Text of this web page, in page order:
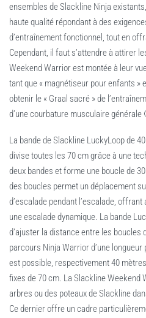
ensembles de Slackline Ninja
haute qualité répondant à des
d’entraînement fonctionnel, tout en
Cependant, il faut s’attendre à attirer
Weekend Warrior est montée à leur
tant que « magnétiseur pour enfants »
obtenir le « Graal sacré » de
d’une courbature musculaire générale
La bande de Slackline LuckyLoop de
divise toutes les 70 cm grâce à une
deux bandes et forme une boucle de
des boucles permet un déplacement
d’escalade pendant l’escalade,
une escalade dynamique. La bande
d’ajuster la distance entre les boucles
parcours Ninja Warrior d’une longueur
est possible, respectivement 40
fixes de 70 cm. La Slackline Weekend
arbres ou des poteaux de Slackline
Ce dernier offre un cadre